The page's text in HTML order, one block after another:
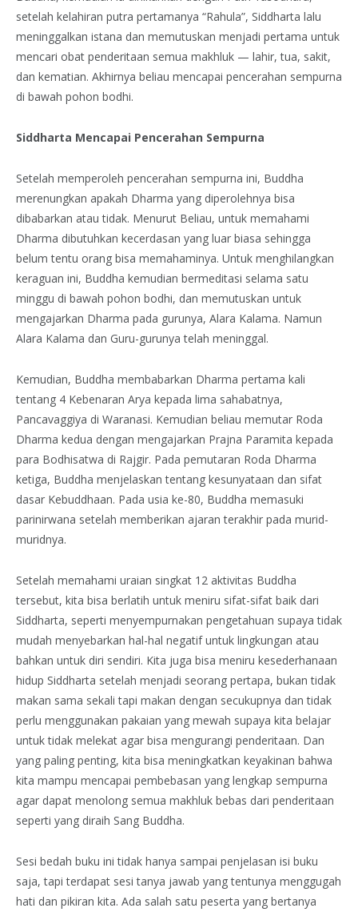
setelah kelahiran putra pertamanya “Rahula”, Siddharta lalu
meninggalkan istana dan memutuskan menjadi pertama untuk
mencari obat penderitaan semua makhluk — lahir, tua, sakit,
dan kematian. Akhirnya beliau mencapai pencerahan sempurna
di bawah pohon bodhi.
Siddharta Mencapai Pencerahan Sempurna
Setelah memperoleh pencerahan sempurna ini, Buddha
merenungkan apakah Dharma yang diperolehnya bisa
dibabarkan atau tidak. Menurut Beliau, untuk memahami
Dharma dibutuhkan kecerdasan yang luar biasa sehingga
belum tentu orang bisa memahaminya. Untuk menghilangkan
keraguan ini, Buddha kemudian bermeditasi selama satu
minggu di bawah pohon bodhi, dan memutuskan untuk
mengajarkan Dharma pada gurunya, Alara Kalama. Namun
Alara Kalama dan Guru-gurunya telah meninggal.
Kemudian, Buddha membabarkan Dharma pertama kali
tentang 4 Kebenaran Arya kepada lima sahabatnya,
Pancavaggiya di Waranasi. Kemudian beliau memutar Roda
Dharma kedua dengan mengajarkan Prajna Paramita kepada
para Bodhisatwa di Rajgir. Pada pemutaran Roda Dharma
ketiga, Buddha menjelaskan tentang kesunyataan dan sifat
dasar Kebuddhaan. Pada usia ke-80, Buddha memasuki
parinirwana setelah memberikan ajaran terakhir pada murid-
muridnya.
Setelah memahami uraian singkat 12 aktivitas Buddha
tersebut, kita bisa berlatih untuk meniru sifat-sifat baik dari
Siddharta, seperti menyempurnakan pengetahuan supaya tidak
mudah menyebarkan hal-hal negatif untuk lingkungan atau
bahkan untuk diri sendiri. Kita juga bisa meniru kesederhanaan
hidup Siddharta setelah menjadi seorang pertapa, bukan tidak
makan sama sekali tapi makan dengan secukupnya dan tidak
perlu menggunakan pakaian yang mewah supaya kita belajar
untuk tidak melekat agar bisa mengurangi penderitaan. Dan
yang paling penting, kita bisa meningkatkan keyakinan bahwa
kita mampu mencapai pembebasan yang lengkap sempurna
agar dapat menolong semua makhluk bebas dari penderitaan
seperti yang diraih Sang Buddha.
Sesi bedah buku ini tidak hanya sampai penjelasan isi buku
saja, tapi terdapat sesi tanya jawab yang tentunya menggugah
hati dan pikiran kita. Ada salah satu peserta yang bertanya